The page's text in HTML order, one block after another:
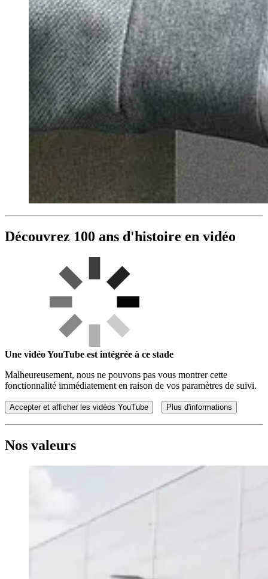
Découvrez 100 ans d'histoire en vidéo
Une vidéo YouTube est intégrée à ce stade
Malheureusement, nous ne pouvons pas vous montrer cette
fonctionnalité immédiatement en raison de vos paramètres de suivi.
Accepter et afficher les vidéos YouTube Plus d'informations
Nos valeurs